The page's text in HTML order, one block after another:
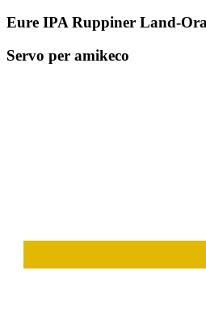
Eure IPA Ruppiner Land-
Servo per amikeco